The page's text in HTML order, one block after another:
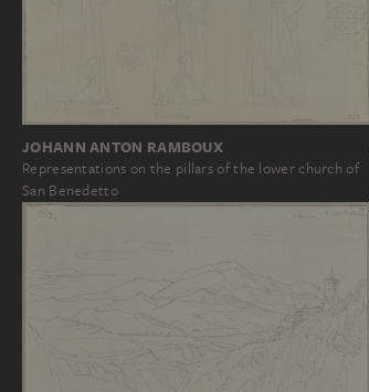
JOHANN ANTON RAMBOUX
Representations on the pillars of the lower church of
San Benedetto